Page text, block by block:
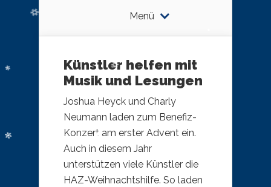
Menü
Künstler helfen mit
Musik und Lesungen
Joshua Heyck und Charly
Neumann laden zum Benefiz-
Konzert am erster Advent ein. ​
Auch in diesem Jahr
unterstützen viele Künstler die
HAZ-Weihnachtshilfe. So laden